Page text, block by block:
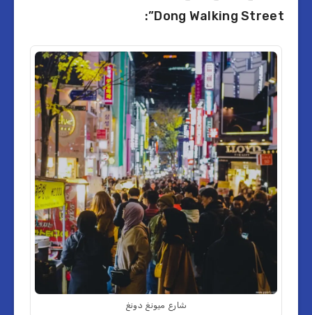
Dong Walking Street”:
شارع ميونغ دونغ